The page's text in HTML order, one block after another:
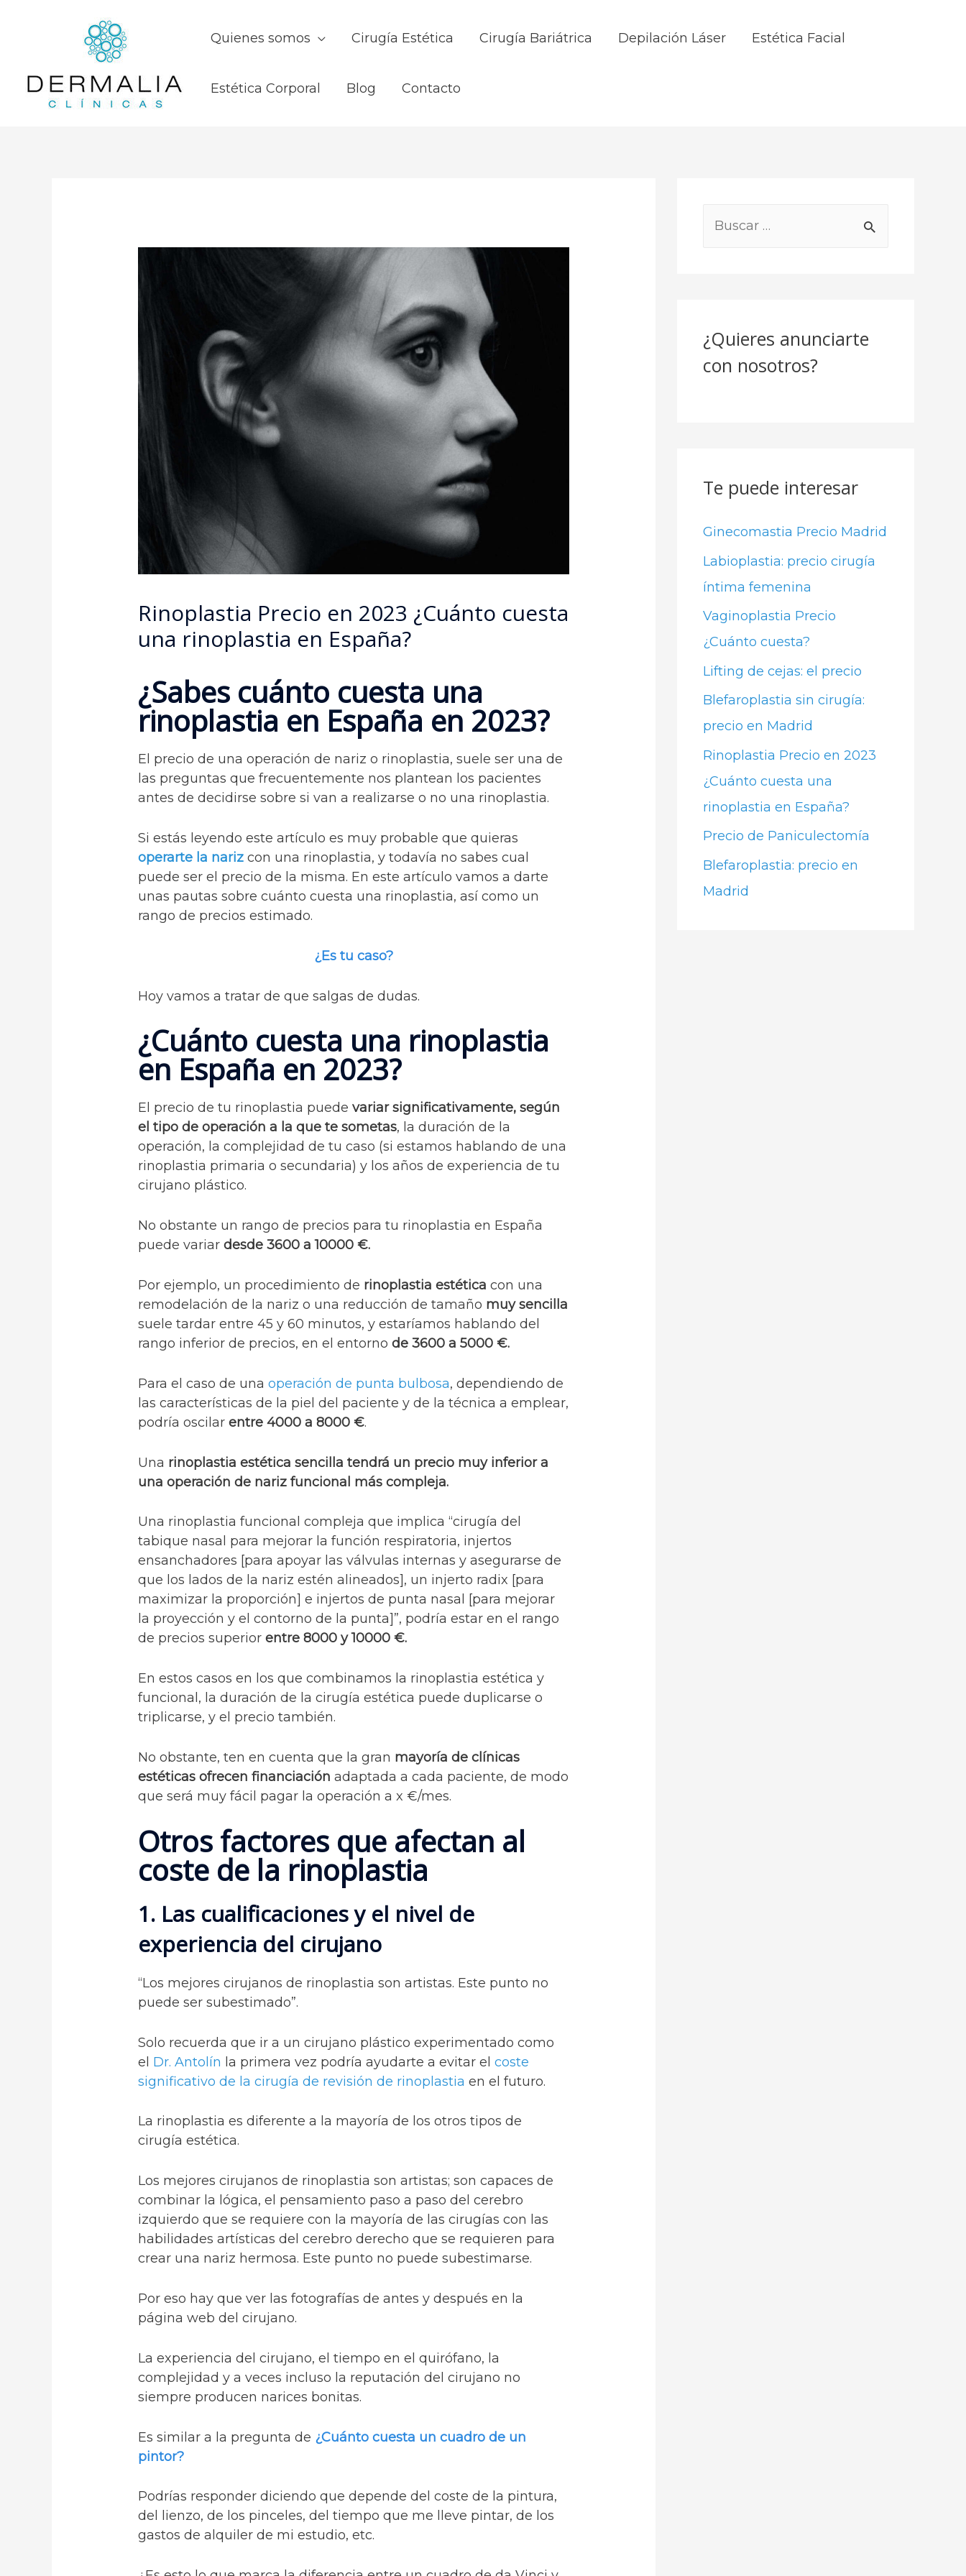
Quienes somos Cirugía Estética Cirugía Bariátrica Depilación Láser Estética Facial
Estética Corporal Blog Contacto
Rinoplastia Precio en 2023 ¿Cuánto cuesta
una rinoplastia en España?
¿Sabes cuánto cuesta una
rinoplastia en España en 2023?
El precio de una operación de nariz o rinoplastia, suele ser una de
las preguntas que frecuentemente nos plantean los pacientes
antes de decidirse sobre si van a realizarse o no una rinoplastia.
Si estás leyendo este artículo es muy probable que quieras
operarte la nariz con una rinoplastia, y todavía no sabes cual
puede ser el precio de la misma. En este artículo vamos a darte
unas pautas sobre cuánto cuesta una rinoplastia, así como un
rango de precios estimado.
¿Es tu caso?
Hoy vamos a tratar de que salgas de dudas.
¿Cuánto cuesta una rinoplastia
en España en 2023?
El precio de tu rinoplastia puedevariar significativamente, según
el tipo de operación a la que te sometas, la duración de la
operación, la complejidad de tu caso (si estamos hablando de una
rinoplastia primaria o secundaria) y los años de experiencia de tu
cirujano plástico.
No obstante un rango de precios para tu rinoplastia en España
puede variardesde 3600 a 10000 €.
Por ejemplo, un procedimiento de rinoplastia estética con una
remodelación de la nariz o una reducción de tamaño muy sencilla
suele tardar entre 45 y 60 minutos, y estaríamos hablando del
rango inferior de precios, en el entornode 3600 a 5000 €.
Para el caso de unaoperación de punta bulbosa, dependiendo de
las características de la piel del paciente y de la técnica a emplear,
podría oscilarentre 4000 a 8000 €.
Una rinoplastia estética sencilla tendrá un precio muy inferior a
una operación de nariz funcional más compleja.
Una rinoplastia funcional compleja que implica “cirugía del
tabique nasal para mejorar la función respiratoria, injertos
ensanchadores [para apoyar las válvulas internas y asegurarse de
que los lados de la nariz estén alineados], un injerto radix [para
maximizar la proporción] e injertos de punta nasal [para mejorar
la proyección y el contorno de la punta]”, podría estar en el rango
de precios superiorentre 8000 y 10000 €.
En estos casos en los que combinamos la rinoplastia estética y
funcional, la duración de la cirugía estética puede duplicarse o
triplicarse, y el precio también.
No obstante, ten en cuenta que la gran mayoría de clínicas
estéticas ofrecen financiación adaptada a cada paciente, de modo
que será muy fácil pagar la operación a x €/mes.
Otros factores que afectan al
coste de la rinoplastia
1. Las cualificaciones y el nivel de
experiencia del cirujano
“Los mejores cirujanos de rinoplastia son artistas. Este punto no
puede ser subestimado”.
Solo recuerda que ir a un cirujano plástico experimentado como
el Dr. Antolín la primera vez podría ayudarte a evitar elcoste
significativo de la cirugía de revisión de rinoplastia en el futuro.
La rinoplastia es diferente a la mayoría de los otros tipos de
cirugía estética.
Los mejores cirujanos de rinoplastia son artistas; son capaces de
combinar la lógica, el pensamiento paso a paso del cerebro
izquierdo que se requiere con la mayoría de las cirugías con las
habilidades artísticas del cerebro derecho que se requieren para
crear una nariz hermosa. Este punto no puede subestimarse.
Por eso hay que ver las fotografías de antes y después en la
página web del cirujano.
La experiencia del cirujano, el tiempo en el quirófano, la
complejidad y a veces incluso la reputación del cirujano no
siempre producen narices bonitas.
Es similar a la pregunta de ¿Cuánto cuesta un cuadro de un
pintor?
Podrías responder diciendo que depende del coste de la pintura,
del lienzo, de los pinceles, del tiempo que me lleve pintar, de los
gastos de alquiler de mi estudio, etc.
r
p
¿Quieres anunciarte
con nosotros?
Te puede interesar
Ginecomastia Precio Madrid
Labioplastia: precio cirugía
íntima femenina
Vaginoplastia Precio
¿Cuánto cuesta?
Lifting de cejas: el precio
Blefaroplastia sin cirugía:
precio en Madrid
Rinoplastia Precio en 2023
¿Cuánto cuesta una
rinoplastia en España?
Precio de Paniculectomía
Blefaroplastia: precio en
Madrid